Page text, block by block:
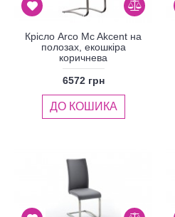
Крісло Arco Mc Akcent на
полозах, екошкіра
коричнева
6572 грн
ДО КОШИКА